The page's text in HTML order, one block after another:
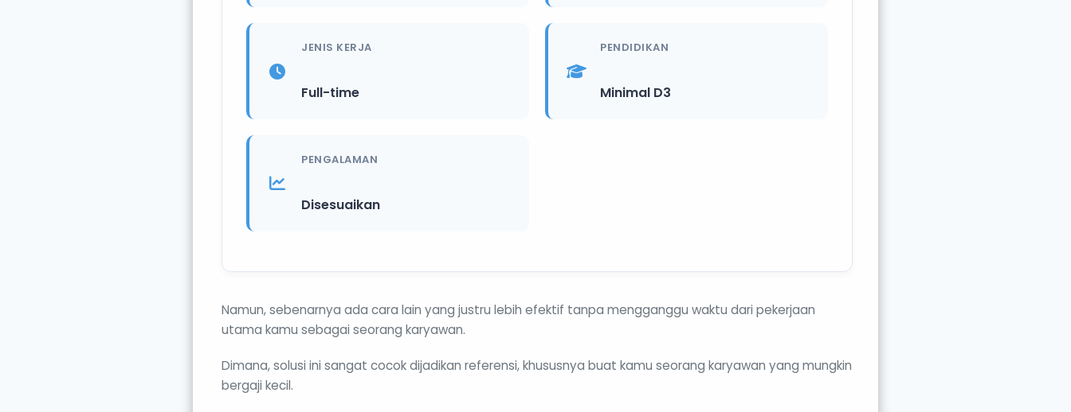
JENIS KERJA
Full-time
PENDIDIKAN
Minimal D3
PENGALAMAN
Disesuaikan
Namun, sebenarnya ada cara lain yang justru lebih efektif tanpa mengganggu waktu dari pekerjaan
utama kamu sebagai seorang karyawan.
Dimana, solusi ini sangat cocok dijadikan referensi, khususnya buat kamu seorang karyawan yang mungkin
bergaji kecil.